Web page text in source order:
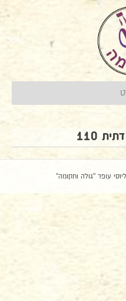
110